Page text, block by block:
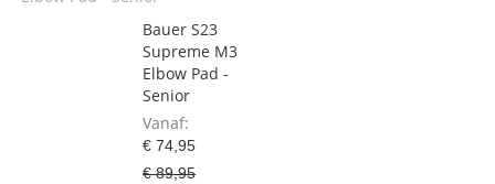
Bauer S23
Supreme M3
Elbow Pad -
Senior
Vanaf
€ 74,95
€ 89,95